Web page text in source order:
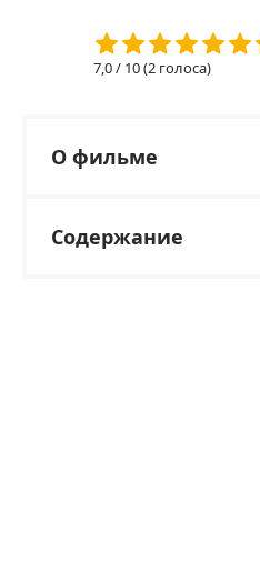
7,0/ 10 (2 голоса)
О фильме
Содержание